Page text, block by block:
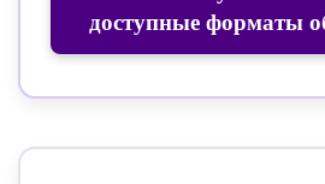
доступные форматы